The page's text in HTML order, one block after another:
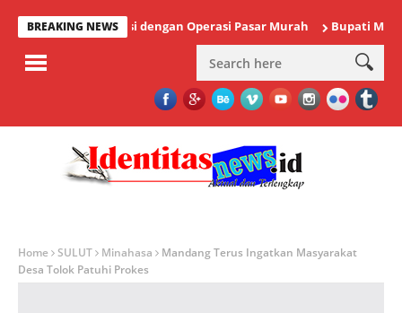
BREAKING NEWS
Inflasi dengan Operasi Pasar Murah Bupati Minahasa
Home SULUT Minahasa
Mandang Terus Ingatkan Masyarakat
Desa Tolok Patuhi Prokes